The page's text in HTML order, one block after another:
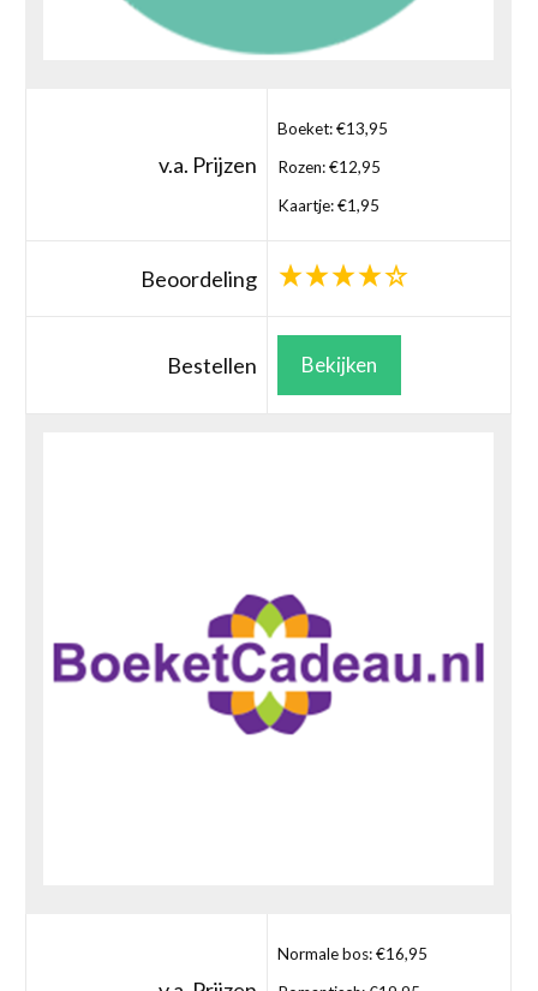
v.a. Prijzen
Boeket: €13,95
Rozen: €12,95
Kaartje: €1,95
Beoordeling
Bestellen Bekijken
Normale bos: €16,95